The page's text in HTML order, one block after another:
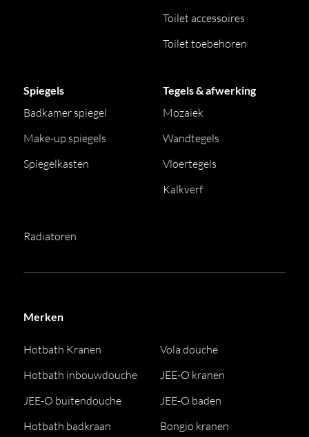
Toilet accessoires
Toilet toebehoren
Spiegels
Badkamer spiegel
Make-up spiegels
Spiegelkasten
Tegels & afwerking
Mozaiek
Wandtegels
Vloertegels
Kalkverf
Radiatoren
Merken
Hotbath Kranen
Hotbath inbouwdouche
JEE-O buitendouche
Hotbath badkraan
Vola douche
JEE-O kranen
JEE-O baden
Bongio kranen